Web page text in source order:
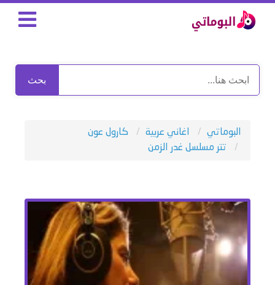
بحث
البوماتي اغاني عربية
كارول عون
تتر مسلسل غدر الزمن